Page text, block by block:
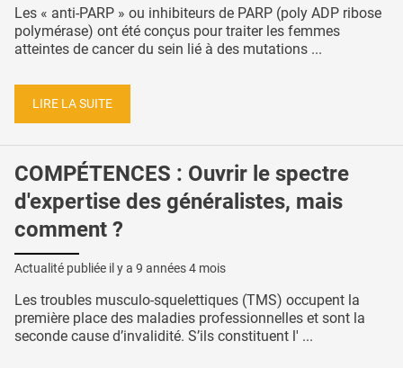
Les « anti-PARP » ou inhibiteurs de PARP (poly ADP ribose
polymérase) ont été conçus pour traiter les femmes
atteintes de cancer du sein lié à des mutations ...
LIRE LA SUITE
COMPÉTENCES : Ouvrir le spectre
d'expertise des généralistes, mais
comment ?
Actualité publiée il y a 9 années 4 mois
Les troubles musculo-squelettiques (TMS) occupent la
première place des maladies professionnelles et sont la
seconde cause d’invalidité. S’ils constituent l' ...